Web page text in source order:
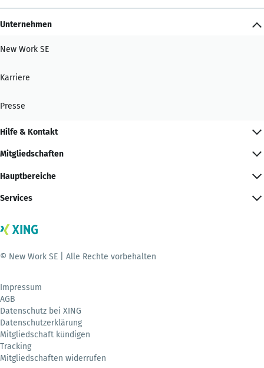
Unternehmen
New Work SE
Karriere
Presse
Hilfe & Kontakt
Mitgliedschaften
Hauptbereiche
Services
© New Work SE | Alle Rechte vorbehalten
Impressum
AGB
Datenschutz bei XING
Datenschutzerklärung
Mitgliedschaft kündigen
Tracking
Mitgliedschaften widerrufen